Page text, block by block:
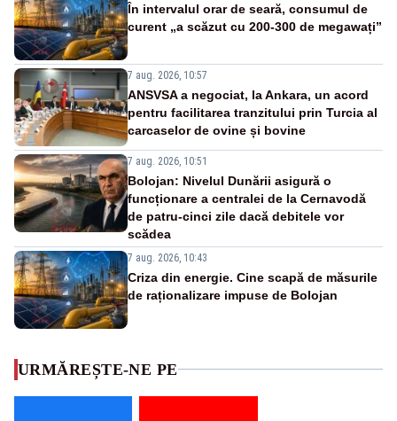
În intervalul orar de seară, consumul de
curent „a scăzut cu 200-300 de megawați”
7 aug. 2026, 10:57
ANSVSA a negociat, la Ankara, un acord
pentru facilitarea tranzitului prin Turcia al
carcaselor de ovine și bovine
7 aug. 2026, 10:51
Bolojan: Nivelul Dunării asigură o
funcționare a centralei de la Cernavodă
de patru-cinci zile dacă debitele vor
scădea
7 aug. 2026, 10:43
Criza din energie. Cine scapă de măsurile
de raționalizare impuse de Bolojan
URMĂREȘTE-NE PE